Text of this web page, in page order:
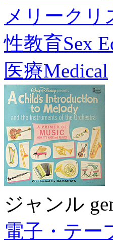
メリークリ
性教育Sex
医療Medical
ジャンル
電子・テー